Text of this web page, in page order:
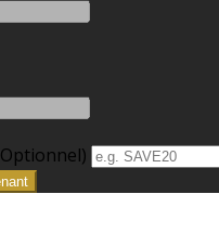
Optionnel)